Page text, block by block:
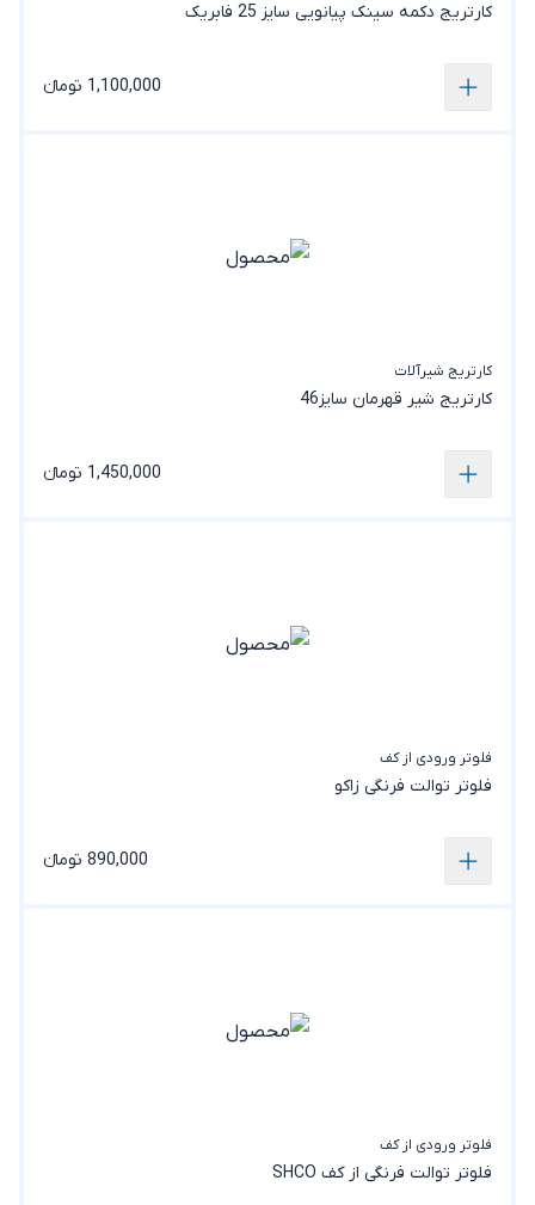
کارتریج دکمه سینک پیانویی سایز 25 فابریک
1,100,000 تومانء
کارتریج شیرآلات
کارتریج شیر قهرمان سایز46
1,450,000 تومانء
فلوتر ورودی از کف
فلوتر توالت فرنگی زاکو
890,000 تومانء
فلوتر ورودی از کف
فلوتر توالت فرنگی از کف SHCO